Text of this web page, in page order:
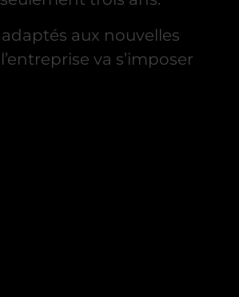
aux nouvelles
l’entreprise va s’imposer